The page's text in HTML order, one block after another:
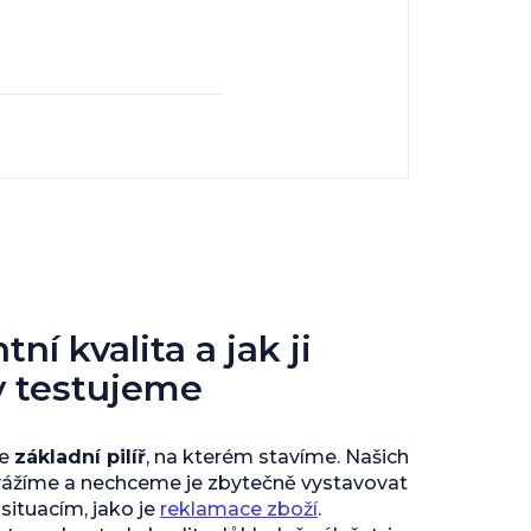
kvalita a jak ji
testujeme
základní pilíř, na kterém stavíme. Našich
a nechceme je zbytečně vystavovat
jako je reklamace zboží.